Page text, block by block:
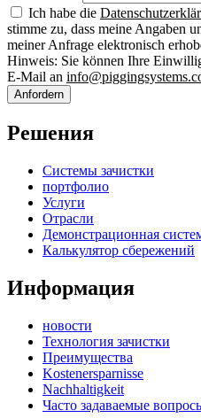
Ich habe die
stimme zu, dass meine Angaben
meiner Anfrage elektronisch
Hinweis: Sie können Ihre
E-Mail an
Anfordern
Решения
Системы зачистки
портфолио
Услуги
Отрасли
Демонстрационная
Калькулятор сбережений
Информация
новости
Технология зачистки
Преимущества
Kostenersparnisse
Nachhaltigkeit
Часто задаваемые